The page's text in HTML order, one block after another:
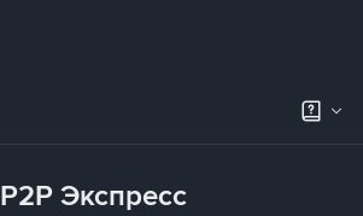
P2P Экспресс